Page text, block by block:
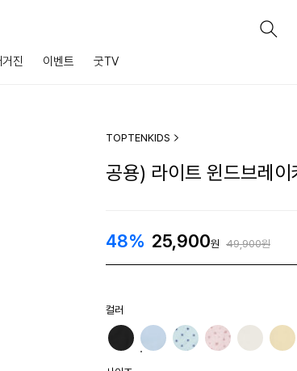
거진 이벤트 굿TV
TOPTENKIDS
공용) 라이트 윈드브레이
48% 25,900원 49,900원
컬러